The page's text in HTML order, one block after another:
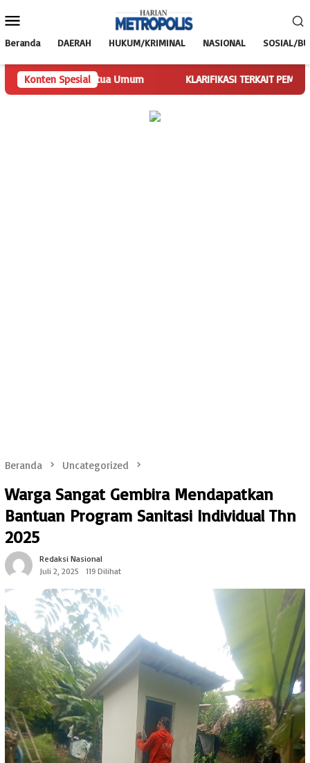
ke
Mobile
Beranda DAERAH HUKUM/KRIMINAL NASIONAL SOSIAL/
Konten Spesial
Tugas Ketua Umum KLARIFIKASI TERKAIT
Beranda Uncategorized
Warga Sangat Gembira Mendapatkan
Bantuan Program Sanitasi Individual Thn
2025
Redaksi Nasional
Juli 2, 2025
119 Dilihat